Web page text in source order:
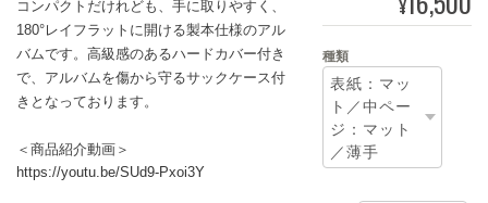
コンパクトだけれども、手に取りやすく、
180°レイフラットに開ける製本仕様のアル
バムです。高級感のあるハードカバー付き
で、アルバムを傷から守るサックケース付
きとなっております。
＜商品紹介動画＞
https://youtu.be/SUd9-Pxoi3Y
種類